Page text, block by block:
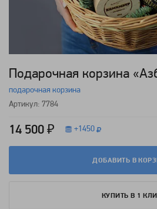
Подарочная корзина
подарочная корзина
Артикул: 7784
14 500 ₽ +1450
ДОБАВИТЬ В
КУПИТЬ В 1